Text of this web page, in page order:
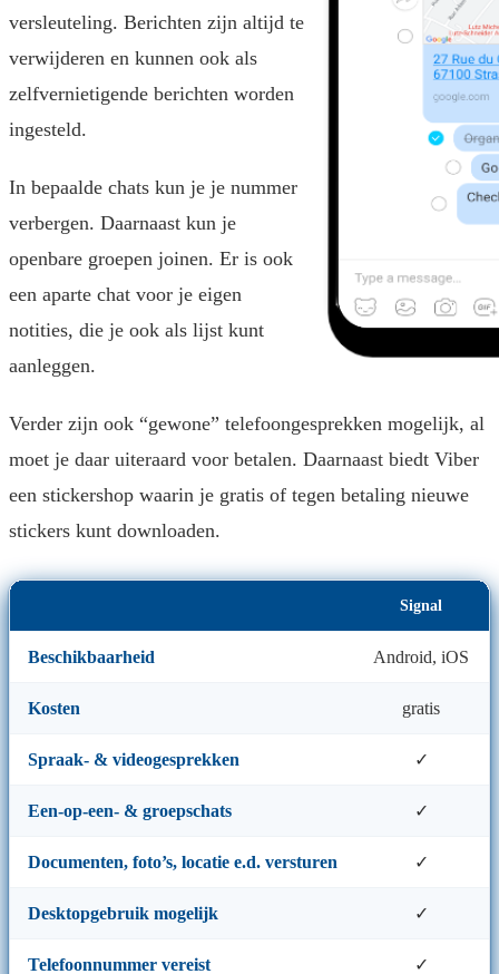
versleuteling. Berichten zijn altijd te
verwijderen en kunnen ook als
zelfvernietigende berichten worden
ingesteld.
In bepaalde chats kun je je nummer
verbergen. Daarnaast kun je
openbare groepen joinen. Er is ook
een aparte chat voor je eigen
notities, die je ook als lijst kunt
aanleggen.
Verder zijn ook “gewone” telefoongesprekken mogelijk, al
moet je daar uiteraard voor betalen. Daarnaast biedt Viber
een stickershop waarin je gratis of tegen betaling nieuwe
stickers kunt downloaden.
Signal
Beschikbaarheid Android, iOS
Kosten gratis
Spraak- & videogesprekken ✓
Een-op-een- & groepschats ✓
Documenten, foto’s, locatie e.d. versturen ✓
Desktopgebruik mogelijk ✓
Telefoonnummer vereist ✓